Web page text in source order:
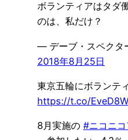
ボランティアはタダ
のは、私だけ？
— デーブ・スペクタ
2018年8月25日
東京五輪にボランテ
https://t.co/
8月実施の #ニコニコ